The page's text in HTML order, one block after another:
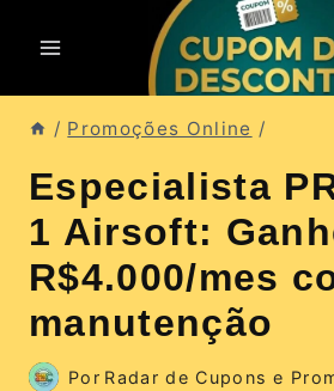
para
o
Conteúdo
/ Promoções Online /
Especialista
1 Airsoft:
R$4.000/mes
manutenção
Por Radar de Cupons e